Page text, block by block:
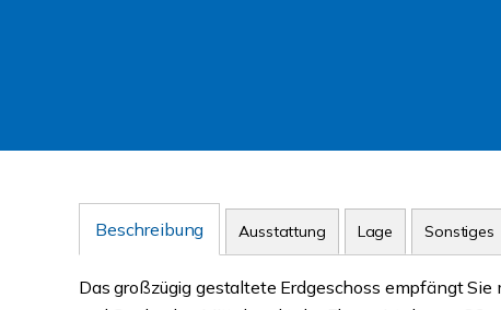
Beschreibung Ausstattung Lage Sonstiges
Das großzügig gestaltete Erdgeschoss empfängt